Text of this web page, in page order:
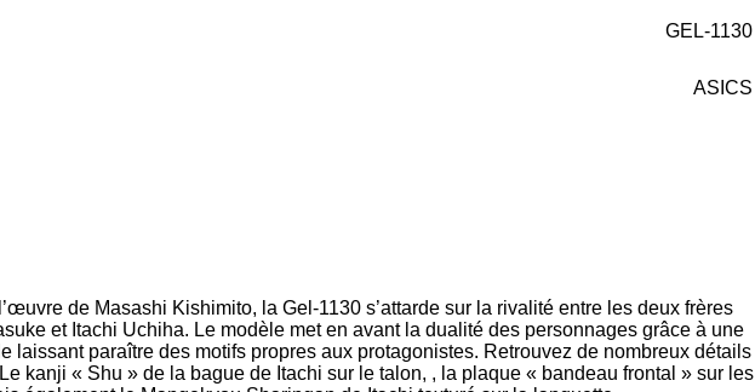
GEL-1130
ASICS
de Masashi Kishimito, la Gel-1130 s’attarde sur la rivalité entre les deux frères
et Itachi Uchiha. Le modèle met en avant la dualité des personnages grâce à une
laissant paraître des motifs propres aux protagonistes. Retrouvez de nombreux détails
kanji « Shu » de la bague de Itachi sur le talon, , la plaque « bandeau frontal » sur les